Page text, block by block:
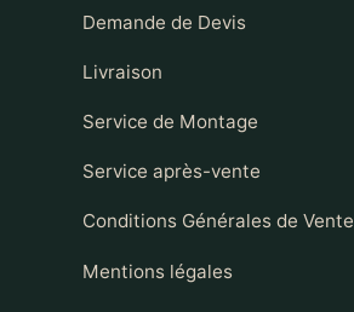
Demande de Devis
Livraison
Service de Montage
Service après-vente
Conditions Générales de Vente
Mentions légales